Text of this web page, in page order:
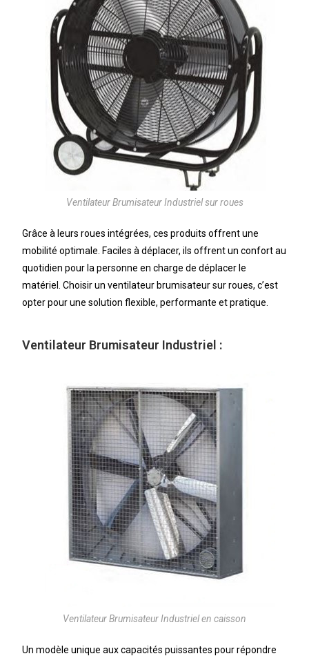
Ventilateur Brumisateur Industriel sur roues
Grâce à leurs roues intégrées, ces produits offrent une
mobilité optimale. Faciles à déplacer, ils offrent un confort au
quotidien pour la personne en charge de déplacer le
matériel. Choisir un ventilateur brumisateur sur roues, c’est
opter pour une solution flexible, performante et pratique.
Ventilateur Brumisateur Industriel :
Ventilateur Brumisateur Industriel en caisson
Un modèle unique aux capacités puissantes pour répondre